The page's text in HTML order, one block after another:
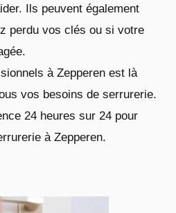
Ils peuvent également
perdu vos clés ou si votre
à Zepperen est là
vos besoins de serrurerie.
24 heures sur 24 pour
à Zepperen.